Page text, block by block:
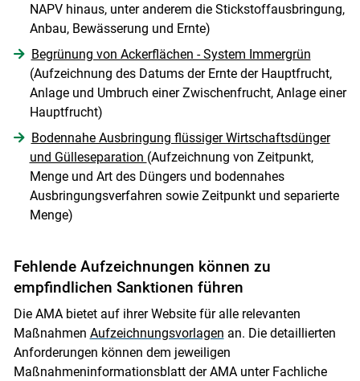
NAPV hinaus, unter anderem die Stickstoffausbringung,
Anbau, Bewässerung und Ernte)
Begrünung von Ackerflächen - System Immergrün
(Aufzeichnung des Datums der Ernte der Hauptfrucht,
Anlage und Umbruch einer Zwischenfrucht, Anlage einer
Hauptfrucht)
Bodennahe Ausbringung flüssiger Wirtschaftsdünger
und Gülleseparation (Aufzeichnung von Zeitpunkt,
Menge und Art des Düngers und bodennahes
Ausbringungsverfahren sowie Zeitpunkt und separierte
Menge)
Fehlende Aufzeichnungen können zu
empfindlichen Sanktionen führen
Die AMA bietet auf ihrer Website für alle relevanten
Maßnahmen Aufzeichnungsvorlagen an. Die detaillierten
Anforderungen können dem jeweiligen
Maßnahmeninformationsblatt der AMA unter Fachliche